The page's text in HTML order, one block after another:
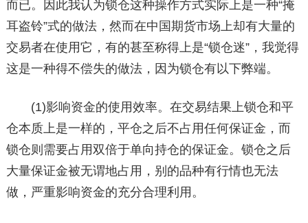
而已。因此我认为锁仓这种操作方式实际上是一种“掩
耳盗铃”式的做法，然而在中国期货市场上却有大量的
交易者在使用它，有的甚至称得上是“锁仓迷”，我觉得
这是一种得不偿失的做法，因为锁仓有以下弊端。
(1)影响资金的使用效率。在交易结果上锁仓和平
仓本质上是一样的，平仓之后不占用任何保证金，而
锁仓则需要占用双倍于单向持仓的保证金。锁仓之后
大量保证金被无谓地占用，别的品种有行情也无法
做，严重影响资金的充分合理利用。